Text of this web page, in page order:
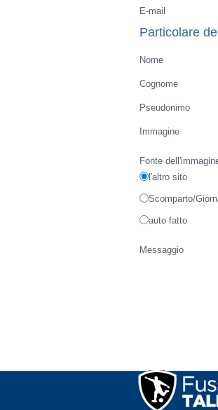
E-mail
Particolare
Nome
Cognome
Pseudonimo
Immagine
Fonte
l'altro sito
Scomparto/
auto fatto
Messaggio